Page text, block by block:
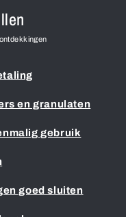
en granulaten
gebruik
goed sluiten